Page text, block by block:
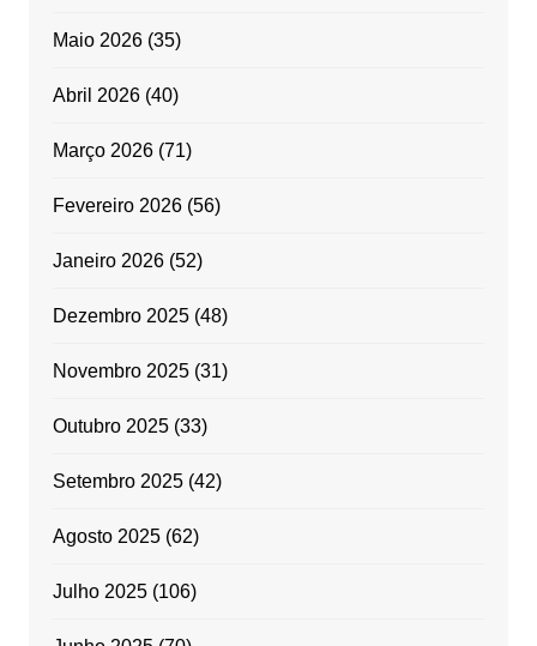
Maio 2026(35)
Abril 2026(40)
Março 2026(71)
Fevereiro 2026(56)
Janeiro 2026(52)
Dezembro 2025(48)
Novembro 2025(31)
Outubro 2025(33)
Setembro 2025(42)
Agosto 2025(62)
Julho 2025(106)